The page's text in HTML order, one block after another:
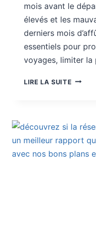
mois avant le
élevés et les
derniers mois
essentiels pour
voyages, limiter
LIRE LA SUITE BONS
TARD
PEUT
FAIRE